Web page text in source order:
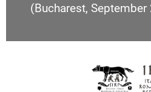
(Bucharest,